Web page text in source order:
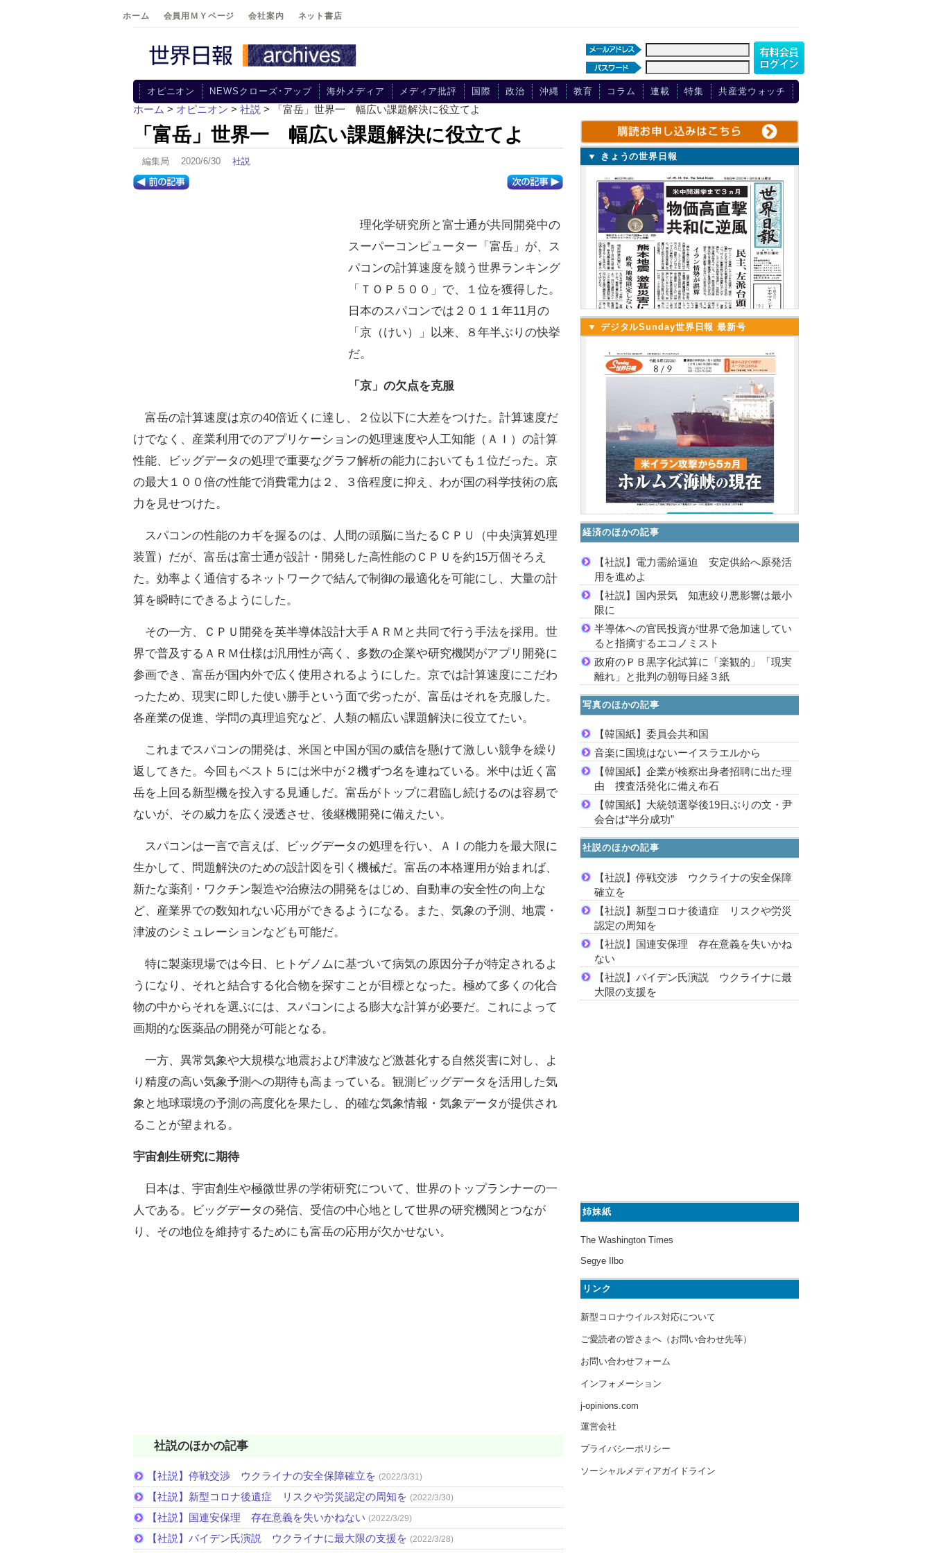
ホーム 会員用ＭＹページ 会社案内 ネット書店
オピニオン NEWSクローズ･アップ 海外メディア メディア批評 国際 政治 沖縄 教育 コラム 連載 特集 共産党ウォッチ
ホーム > オピニオン > 社説 > 「富岳」世界一 幅広い課題解決に役立てよ
「富岳」世界一 幅広い課題解決に役立てよ
編集局 2020/6/30 社説
理化学研究所と富士通が共同開発中の
スーパーコンピューター「富岳」が、ス
パコンの計算速度を競う世界ランキング
「ＴＯＰ５００」で、１位を獲得した。
日本のスパコンでは２０１１年11月の
「京（けい）」以来、８年半ぶりの快挙
だ。
「京」の欠点を克服
富岳の計算速度は京の40倍近くに達し、２位以下に大差をつけた。計算速度だ
けでなく、産業利用でのアプリケーションの処理速度や人工知能（ＡＩ）の計算
性能、ビッグデータの処理で重要なグラフ解析の能力においても１位だった。京
の最大１００倍の性能で消費電力は２、３倍程度に抑え、わが国の科学技術の底
力を見せつけた。
スパコンの性能のカギを握るのは、人間の頭脳に当たるＣＰＵ（中央演算処理
装置）だが、富岳は富士通が設計・開発した高性能のＣＰＵを約15万個そろえ
た。効率よく通信するネットワークで結んで制御の最適化を可能にし、大量の計
算を瞬時にできるようにした。
その一方、ＣＰＵ開発を英半導体設計大手ＡＲＭと共同で行う手法を採用。世
界で普及するＡＲＭ仕様は汎用性が高く、多数の企業や研究機関がアプリ開発に
参画でき、富岳が国内外で広く使用されるようにした。京では計算速度にこだわ
ったため、現実に即した使い勝手という面で劣ったが、富岳はそれを克服した。
各産業の促進、学問の真理追究など、人類の幅広い課題解決に役立てたい。
これまでスパコンの開発は、米国と中国が国の威信を懸けて激しい競争を繰り
返してきた。今回もベスト５には米中が２機ずつ名を連ねている。米中は近く富
岳を上回る新型機を投入する見通しだ。富岳がトップに君臨し続けるのは容易で
ないが、その威力を広く浸透させ、後継機開発に備えたい。
スパコンは一言で言えば、ビッグデータの処理を行い、ＡＩの能力を最大限に
生かして、問題解決のための設計図を引く機械だ。富岳の本格運用が始まれば、
新たな薬剤・ワクチン製造や治療法の開発をはじめ、自動車の安全性の向上な
ど、産業界での数知れない応用ができるようになる。また、気象の予測、地震・
津波のシミュレーションなども可能だ。
特に製薬現場では今日、ヒトゲノムに基づいて病気の原因分子が特定されるよ
うになり、それと結合する化合物を探すことが目標となった。極めて多くの化合
物の中からそれを選ぶには、スパコンによる膨大な計算が必要だ。これによって
画期的な医薬品の開発が可能となる。
一方、異常気象や大規模な地震および津波など激甚化する自然災害に対し、よ
り精度の高い気象予測への期待も高まっている。観測ビッグデータを活用した気
象と地球環境の予測の高度化を果たし、的確な気象情報・気象データが提供され
ることが望まれる。
宇宙創生研究に期待
日本は、宇宙創生や極微世界の学術研究について、世界のトップランナーの一
人である。ビッグデータの発信、受信の中心地として世界の研究機関とつなが
り、その地位を維持するためにも富岳の応用が欠かせない。
社説のほかの記事
【社説】停戦交渉 ウクライナの安全保障確立を (2022/3/31)
【社説】新型コロナ後遺症 リスクや労災認定の周知を (2022/3/30)
【社説】国連安保理 存在意義を失いかねない (2022/3/29)
【社説】バイデン氏演説 ウクライナに最大限の支援を (2022/3/28)
▼ きょうの世界日報
▼ デジタルSunday世界日報 最新号
経済のほかの記事
【社説】電力需給逼迫 安定供給へ原発活
用を進めよ
【社説】国内景気 知恵絞り悪影響は最小
限に
半導体への官民投資が世界で急加速してい
ると指摘するエコノミスト
政府のＰＢ黒字化試算に「楽観的」「現実
離れ」と批判の朝毎日経３紙
写真のほかの記事
【韓国紙】委員会共和国
音楽に国境はないーイスラエルから
【韓国紙】企業が検察出身者招聘に出た理
由 捜査活発化に備え布石
【韓国紙】大統領選挙後19日ぶりの文・尹
会合は“半分成功”
社説のほかの記事
【社説】停戦交渉 ウクライナの安全保障
確立を
【社説】新型コロナ後遺症 リスクや労災
認定の周知を
【社説】国連安保理 存在意義を失いかね
ない
【社説】バイデン氏演説 ウクライナに最
大限の支援を
姉妹紙
The Washington Times
Segye Ilbo
リンク
新型コロナウイルス対応について
ご愛読者の皆さまへ（お問い合わせ先等）
お問い合わせフォーム
インフォメーション
j-opinions.com
運営会社
プライバシーポリシー
ソーシャルメディアガイドライン